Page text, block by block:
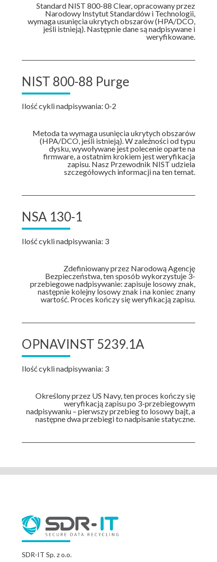
Standard NIST 800-88 Clear, opracowany przez
Narodowy Instytut Standardów i Technologii,
wymaga usunięcia ukrytych obszarów (HPA/DCO,
jeśli istnieją). Następnie dane są nadpisywane i
weryfikowane.
NIST 800-88 Purge
Ilość cykli nadpisywania: 0-2
Metoda ta wymaga usunięcia ukrytych obszarów
(HPA/DCO, jeśli istnieją). W zależności od typu
dysku, wywoływane jest polecenie oparte na
firmware, a ostatnim krokiem jest weryfikacja
zapisu. Nasz Przewodnik NIST udziela
szczegółowych informacji na ten temat.
NSA 130-1
Ilość cykli nadpisywania: 3
Zdefiniowany przez Narodową Agencję
Bezpieczeństwa, ten sposób wykorzystuje 3-
przebiegowe nadpisywanie: zapisuje losowy znak,
następnie kolejny losowy znak i na koniec znany
wartość. Proces kończy się weryfikacją zapisu.
OPNAVINST 5239.1A
Ilość cykli nadpisywania: 3
Określony przez US Navy, ten proces kończy się
weryfikacją zapisu po 3-przebiegowym
nadpisywaniu – pierwszy przebieg to losowy bajt, a
następne dwa przebiegi to nadpisanie statyczne.
SDR-IT Sp. z o.o.